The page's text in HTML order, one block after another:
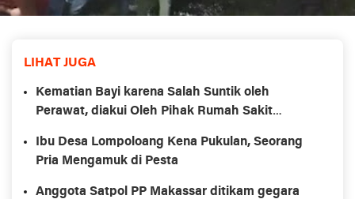
LIHAT JUGA
Kematian Bayi karena Salah Suntik oleh
Perawat, diakui Oleh Pihak Rumah Sakit
Ibu Desa Lompoloang Kena Pukulan, Seorang
Pria Mengamuk di Pesta
Anggota Satpol PP Makassar ditikam gegara